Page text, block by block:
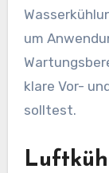
um
klare Vor-
solltest.